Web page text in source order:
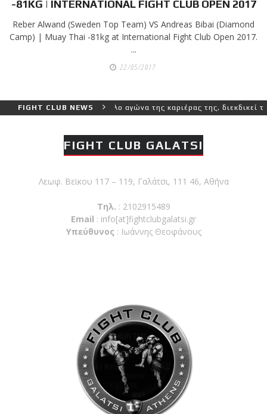
Θεοφάνους
με την υποστήριξη της
Club Galatsi ολοκλήρωσαν
καλοκαιρινές εξετάσεις
έγχρωμων ζωνών!
Με μεγάλη επιτυχία
πραγματοποιήθηκε το
κλειστό σεμινάριο
Brazilian Jiu-Jitsu με τον
Βραζιλιάνος προπονητής
Reyson Gracie Red Belt 9th
Degree, σε σεμινάριο BJJ
για λίγους, στο Fight Club
-81KG | INTERNATIONAL FIGHT CLUB OPEN 2017
Reber Alwand (Sweden Top Team) VS Andreas Bibai (Diamond
Camp) | Muay Thai -81kg at International Fight Club Open 2017.
...
22/05/2017
FIGHT CLUB NEWS
και πιο δύσκολο αγώνα της καριέρας της, διεκδικεί
FIGHT CLUB GALATSI
Λεωφ. Βεϊκου 117 – 119, Γαλάτσι, 111 46, Αθήνα
Τηλ. : 2102915489
Email : info[at]fightclubgalatsi.gr
Υπεύθυνος : Ιωάννης Θεοφάνους